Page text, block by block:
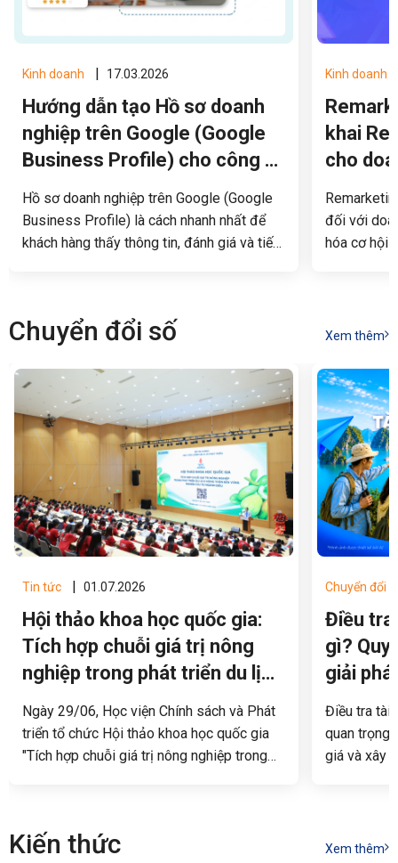
Kinh doanh | 17.03.2026
Hướng dẫn tạo Hồ sơ doanh
nghiệp trên Google (Google
Business Profile) cho công ty
du lịch
Hồ sơ doanh nghiệp trên Google (Google
Business Profile) là cách nhanh nhất để
khách hàng thấy thông tin, đánh giá và tiếp
tạo và tối ưu hóa hồ sơ này dành riêng cho
Kinh doanh
khai
cho
đối với
hóa cơ hội
đa tiềm
Chuyển đổi số Xem thêm
Tin tức | 01.07.2026
Hội thảo khoa học quốc gia:
Tích hợp chuỗi giá trị nông
nghiệp trong phát triển du lịch
nông thôn bền vững
Ngày 29/06, Học viện Chính sách và Phát
triển tổ chức Hội thảo khoa học quốc gia
"Tích hợp chuỗi giá trị nông nghiệp trong
quả nghiên cứu, chia sẻ kinh nghiệm thực
Chuyển đổi
Điều tra
gì? Quy
giải
Điều tra tài
quan trọng
giá và xây
công tác
Kiến thức Xem thêm